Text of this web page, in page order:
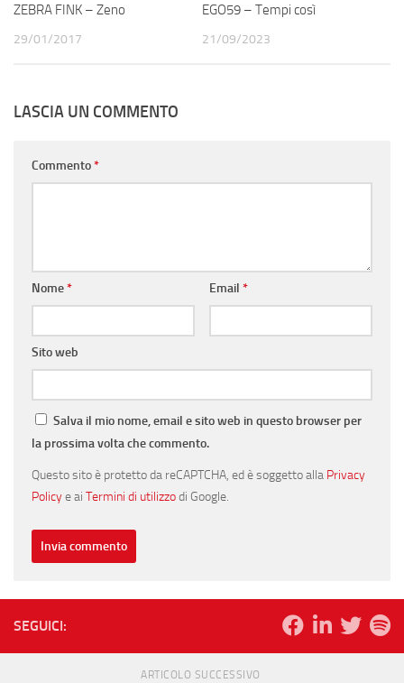
ZEBRA FINK – Zeno
29/01/2017
EGO59 – Tempi così
21/09/2023
LASCIA UN COMMENTO
Commento*
Nome* Email *
Sito web
Salva il mio nome, email e sito web in questo browser per
la prossima volta che commento.
Questo sito è protetto da reCAPTCHA, ed è soggetto alla Privacy
Policye ai Termini di utilizzodi Google.
SEGUICI:
ARTICOLO SUCCESSIVO